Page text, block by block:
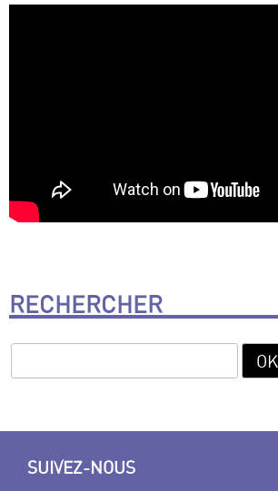
RECHERCHER
SUIVEZ-NOUS